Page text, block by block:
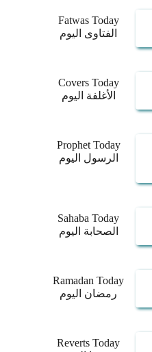
Fatwas Today
الفتاوى اليوم
Covers Today
الأغلفة اليوم
Prophet Today
الرسول اليوم
Sahaba Today
الصحابة اليوم
Ramadan Today
رمضان اليوم
Reverts Today